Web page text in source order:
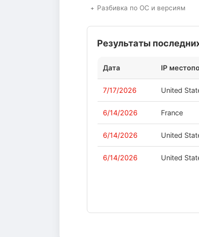
Разбивка по ОС и версиям
Результаты
Дата IP
7/17/2026 United
6/14/2026 France
6/14/2026 United
6/14/2026 United